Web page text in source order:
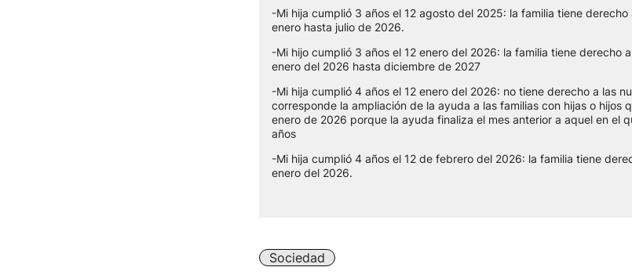
-Mi hija cumplió 3 años el 12 agosto del 2025: la familia tiene
enero hasta julio de 2026.
-Mi hijo cumplió 3 años el 12 enero del 2026: la familia tiene derecho
enero del 2026 hasta diciembre de 2027
-Mi hija cumplió 4 años el 12 enero del 2026: no tiene derecho a las
corresponde la ampliación de la ayuda a las familias con hijas o hijos
enero de 2026 porque la ayuda finaliza el mes anterior a aquel en el
años
-Mi hija cumplió 4 años el 12 de febrero del 2026: la familia tiene
enero del 2026.
Sociedad